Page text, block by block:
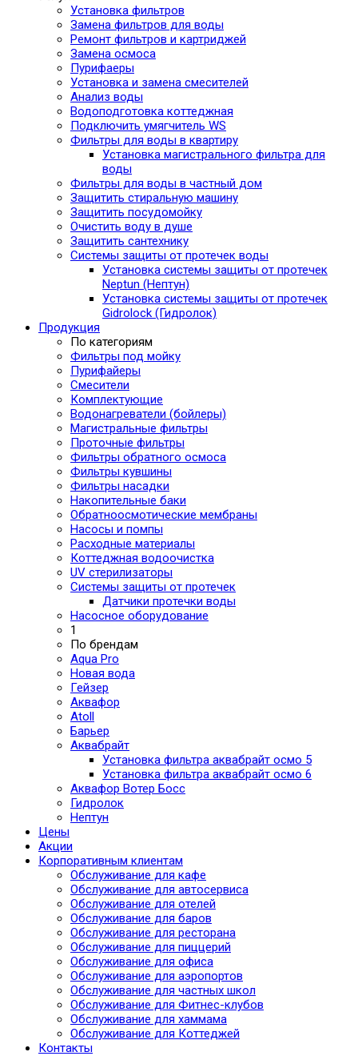
Установка фильтров
Замена фильтров для воды
Ремонт фильтров и картриджей
Замена осмоса
Пурифаеры
Установка и замена смесителей
Анализ воды
Водоподготовка коттеджная
Подключить умягчитель WS
Фильтры для воды в квартиру
Установка магистрального фильтра для
воды
Фильтры для воды в частный дом
Защитить стиральную машину
Защитить посудомойку
Очистить воду в душе
Защитить сантехнику
Системы защиты от протечек воды
Установка системы защиты от протечек
Neptun (Нептун)
Установка системы защиты от протечек
Gidrolock (Гидролок)
Продукция
По категориям
Фильтры под мойку
Пурифайеры
Смесители
Комплектующие
Водонагреватели (бойлеры)
Магистральные фильтры
Проточные фильтры
Фильтры обратного осмоса
Фильтры кувшины
Фильтры насадки
Накопительные баки
Обратноосмотические мембраны
Насосы и помпы
Расходные материалы
Коттеджная водоочистка
UV стерилизаторы
Системы защиты от протечек
Датчики протечки воды
Насосное оборудование
1
По брендам
Aqua Pro
Новая вода
Гейзер
Аквафор
Atoll
Барьер
Аквабрайт
Установка фильтра аквабрайт осмо 5
Установка фильтра аквабрайт осмо 6
Аквафор Вотер Босс
Гидролок
Нептун
Цены
Акции
Корпоративным клиентам
Обслуживание для кафе
Обслуживание для автосервиса
Обслуживание для отелей
Обслуживание для баров
Обслуживание для ресторана
Обслуживание для пиццерий
Обслуживание для офиса
Обслуживание для аэропортов
Обслуживание для частных школ
Обслуживание для Фитнес-клубов
Обслуживание для хаммама
Обслуживание для Коттеджей
Контакты